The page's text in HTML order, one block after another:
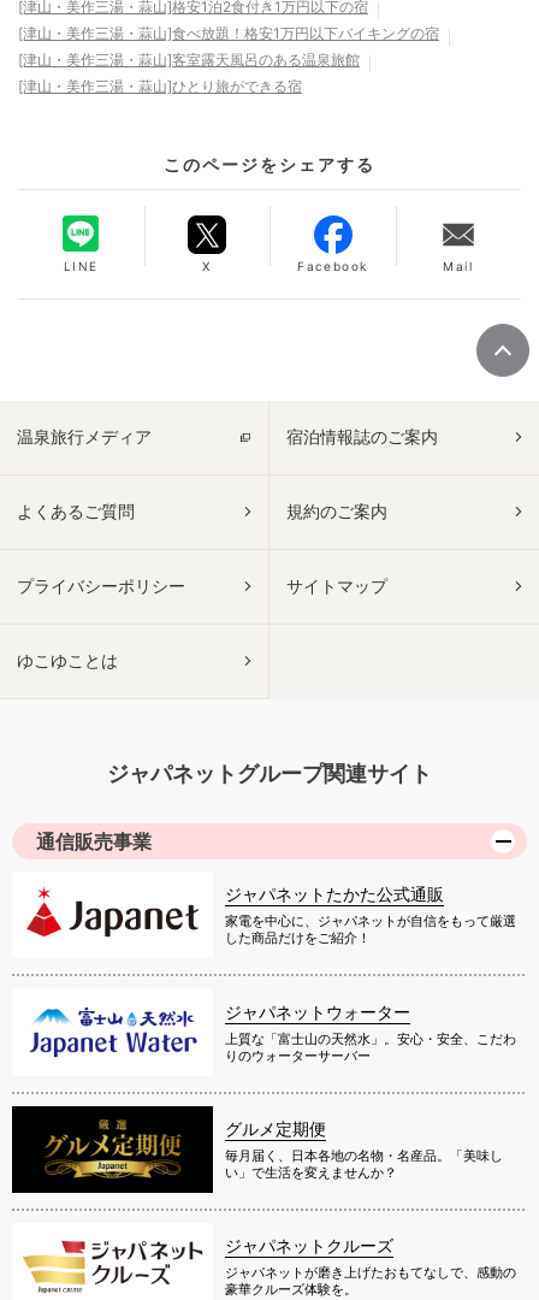
[津山・美作三湯・蒜山]格安1泊2食付き1万円以下の宿
[津山・美作三湯・蒜山]食べ放題！格安1万円以下バイキングの宿
[津山・美作三湯・蒜山]客室露天風呂のある温泉旅館
[津山・美作三湯・蒜山]ひとり旅ができる宿
このページをシェアする
LINE X Facebook Mail
温泉旅行メディア 宿泊情報誌のご案内
よくあるご質問 規約のご案内
プライバシーポリシー サイトマップ
ゆこゆことは
ジャパネットグループ関連サイト
通信販売事業
ジャパネットたかた公式通販
家電を中心に、ジャパネットが自信をもって厳選
した商品だけをご紹介！
ジャパネットウォーター
上質な「富士山の天然水」。安心・安全、こだわ
りのウォーターサーバー
グルメ定期便
毎月届く、日本各地の名物・名産品。「美味し
い」で生活を変えませんか？
ジャパネットクルーズ
ジャパネットが磨き上げたおもてなしで、感動の
豪華クルーズ体験を。